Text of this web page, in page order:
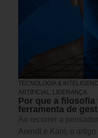
TECNOLOGIA &
ARTIFICIAL, LIDERANÇA
Por que a
ferramenta de
Ao recorrer a
Arendt e Kant, o